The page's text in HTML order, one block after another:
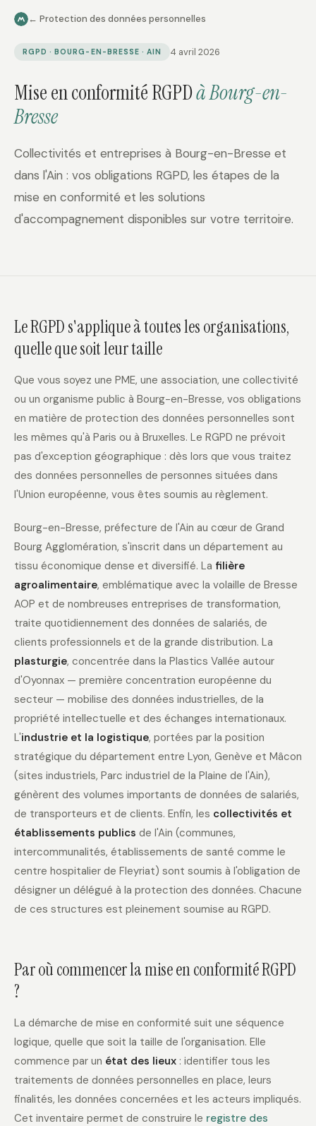
← Protection des données personnelles
RGPD · BOURG-EN-BRESSE · AIN 4 avril 2026
Mise en conformité RGPDà Bourg-en-
Bresse
Collectivités et entreprises à Bourg-en-Bresse et
dans l'Ain : vos obligations RGPD, les étapes de la
mise en conformité et les solutions
d'accompagnement disponibles sur votre territoire.
Le RGPD s'applique à toutes les organisations,
quelle que soit leur taille
Que vous soyez une PME, une association, une collectivité
ou un organisme public à Bourg-en-Bresse, vos obligations
en matière de protection des données personnelles sont
les mêmes qu'à Paris ou à Bruxelles. Le RGPD ne prévoit
pas d'exception géographique : dès lors que vous traitez
des données personnelles de personnes situées dans
l'Union européenne, vous êtes soumis au règlement.
Bourg-en-Bresse, préfecture de l'Ain au cœur de Grand
Bourg Agglomération, s'inscrit dans un département au
tissu économique dense et diversifié. La filière
agroalimentaire, emblématique avec la volaille de Bresse
AOP et de nombreuses entreprises de transformation,
traite quotidiennement des données de salariés, de
clients professionnels et de la grande distribution. La
plasturgie, concentrée dans la Plastics Vallée autour
d'Oyonnax — première concentration européenne du
secteur — mobilise des données industrielles, de la
propriété intellectuelle et des échanges internationaux.
L'industrie et la logistique, portées par la position
stratégique du département entre Lyon, Genève et Mâcon
(sites industriels, Parc industriel de la Plaine de l'Ain),
génèrent des volumes importants de données de salariés,
de transporteurs et de clients. Enfin, les collectivités et
établissements publics de l'Ain (communes,
intercommunalités, établissements de santé comme le
centre hospitalier de Fleyriat) sont soumis à l'obligation de
désigner un délégué à la protection des données. Chacune
de ces structures est pleinement soumise au RGPD.
Par où commencer la mise en conformité RGPD
?
La démarche de mise en conformité suit une séquence
logique, quelle que soit la taille de l'organisation. Elle
commence par un état des lieux : identifier tous les
traitements de données personnelles en place, leurs
finalités, les données concernées et les acteurs impliqués.
Cet inventaire permet de construire le registre des